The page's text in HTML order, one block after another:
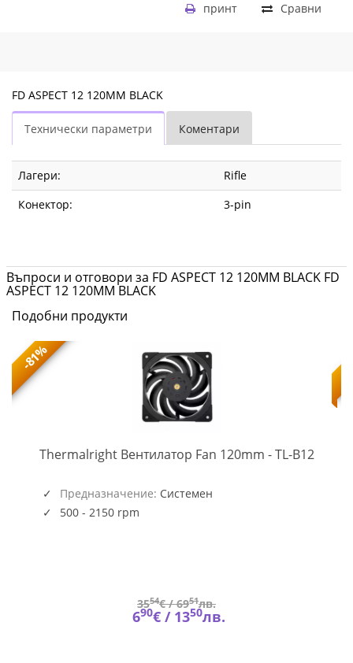
Сравни
принт
FD ASPECT 12 120MM BLACK
Технически параметри Коментари
Лагери:
Rifle
Конектор:
3-pin
Въпроси и отговори за FD ASPECT 12 120MM BLACK FD
ASPECT 12 120MM BLACK
Подобни продукти
-81%
Thermalright Вентилатор Fan 120mm - TL-B12TL-
Предназначение: Системен
500 - 2150 rpm
3554€ /6951лв.
690€ / 1350лв.